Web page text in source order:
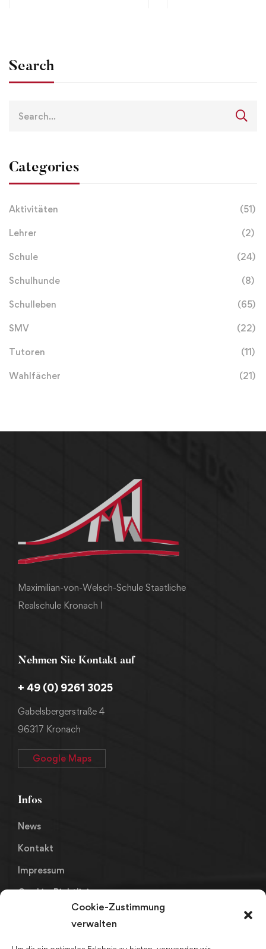
Cookie-Zustimmung
verwalten
Search
Categories
Aktivitäten (51)
Lehrer (2)
Schule (24)
Schulhunde (8)
Schulleben (65)
SMV (22)
Tutoren (11)
Wahlfächer (21)
Maximilian-von-Welsch-Schule Staatliche
Realschule Kronach I
Nehmen Sie Kontakt auf
+ 49 (0) 9261 3025
Gabelsbergerstraße 4
96317 Kronach
Google Maps
Infos
News
Kontakt
Impressum
Cookie-Richtlinie